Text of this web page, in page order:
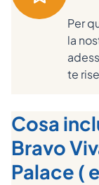
Per
la
te
Cosa
Bravo
Palace (